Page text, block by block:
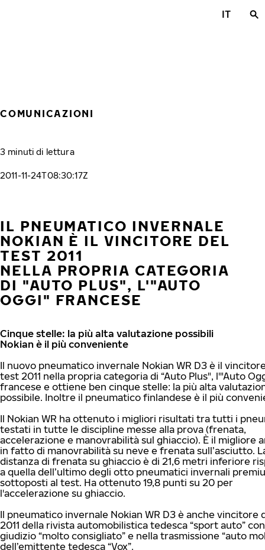
IT
COMUNICAZIONI
3 minuti di lettura
2011-11-24T08:30:17Z
IL PNEUMATICO INVERNALE
NOKIAN È IL VINCITORE DEL
TEST 2011
NELLA PROPRIA CATEGORIA
DI "AUTO PLUS", L'"AUTO
OGGI" FRANCESE
Cinque stelle: la più alta valutazione possibili
Nokian è il più conveniente
Il nuovo pneumatico invernale Nokian WR D3 è il
test 2011 nella propria categoria di “Auto Plus", l'"Auto
francese e ottiene ben cinque stelle: la più alta
possibile. Inoltre il pneumatico finlandese è il più
Il Nokian WR ha ottenuto i migliori risultati tra tutti i
testati in tutte le discipline messe alla prova (frenata,
accelerazione e manovrabilità sul ghiaccio). È il migliore
in fatto di manovrabilità su neve e frenata sull’asciutto.
distanza di frenata su ghiaccio è di 21,6 metri inferiore
a quella dell’ultimo degli otto pneumatici invernali
sottoposti al test. Ha ottenuto 19,8 punti su 20 per
l'accelerazione su ghiaccio.
Il pneumatico invernale Nokian WR D3 è anche vincitore
2011 della rivista automobilistica tedesca “sport auto”
giudizio “molto consigliato” e nella trasmissione “auto
dell’emittente tedesca “Vox”.